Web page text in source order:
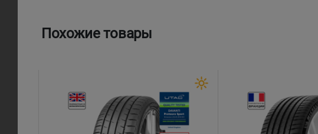
Похожие товары